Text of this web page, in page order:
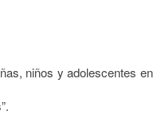
niños y adolescentes en